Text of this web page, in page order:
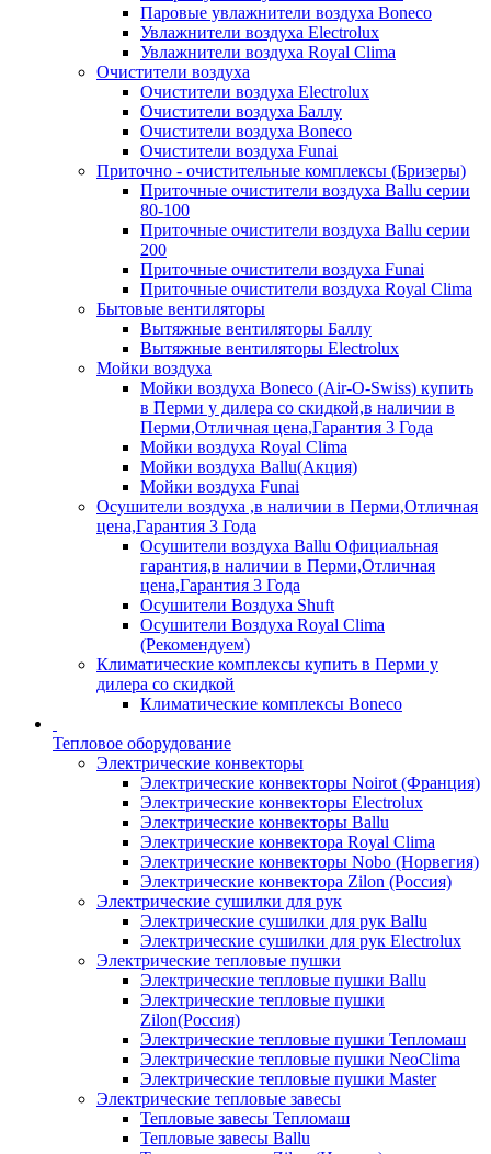
Паровые увлажнители воздуха Boneco
Увлажнители воздуха Electrolux
Увлажнители воздуха Royal Clima
Очистители воздуха
Очистители воздуха Electrolux
Очистители воздуха Баллу
Очистители воздуха Boneco
Очистители воздуха Funai
Приточно - очистительные комплексы (Бризеры)
Приточные очистители воздуха Ballu серии
80-100
Приточные очистители воздуха Ballu серии
200
Приточные очистители воздуха Funai
Приточные очистители воздуха Royal Clima
Бытовые вентиляторы
Вытяжные вентиляторы Баллу
Вытяжные вентиляторы Electrolux
Мойки воздуха
Мойки воздуха Boneco (Air-O-Swiss) купить
в Перми у дилера со скидкой,в наличии в
Перми,Отличная цена,Гарантия 3 Года
Мойки воздуха Royal Clima
Мойки воздуха Ballu(Акция)
Мойки воздуха Funai
Осушители воздуха ,в наличии в Перми,Отличная
цена,Гарантия 3 Года
Осушители воздуха Ballu Официальная
гарантия,в наличии в Перми,Отличная
цена,Гарантия 3 Года
Осушители Воздуха Shuft
Осушители Воздуха Royal Clima
(Рекомендуем)
Климатические комплексы купить в Перми у
дилера со скидкой
Климатические комплексы Boneсo
Тепловое оборудование
Электрические конвекторы
Электрические конвекторы Noirot (Франция)
Электрические конвекторы Electrolux
Электрические конвекторы Ballu
Электрические конвектора Royal Clima
Электрические конвекторы Nobo (Норвегия)
Электрические конвектора Zilon (Россия)
Электрические сушилки для рук
Электрические сушилки для рук Ballu
Электрические сушилки для рук Electrolux
Электрические тепловые пушки
Электрические тепловые пушки Ballu
Электрические тепловые пушки
Zilon(Россия)
Электрические тепловые пушки Тепломаш
Электрические тепловые пушки NeoClima
Электрические тепловые пушки Master
Электрические тепловые завесы
Тепловые завесы Тепломаш
Тепловые завесы Ballu